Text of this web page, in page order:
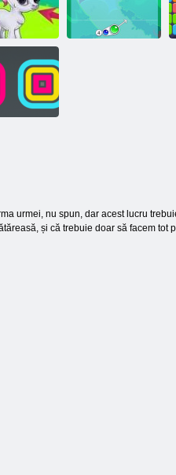
Shooter
cu bule
urmei, nu spun, dar acest lucru
și că trebuie doar să facem tot